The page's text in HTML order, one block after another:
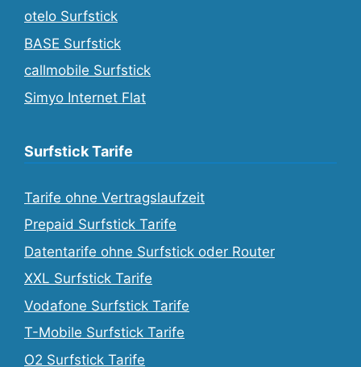
otelo Surfstick
BASE Surfstick
callmobile Surfstick
Simyo Internet Flat
Surfstick Tarife
Tarife ohne Vertragslaufzeit
Prepaid Surfstick Tarife
Datentarife ohne Surfstick oder Router
XXL Surfstick Tarife
Vodafone Surfstick Tarife
T-Mobile Surfstick Tarife
O2 Surfstick Tarife